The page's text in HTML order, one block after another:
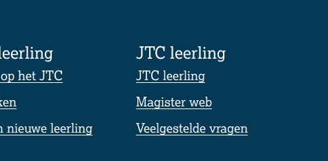
het JTC
nieuwe leerling
JTC leerling
JTC leerling
Magister web
Veelgestelde vragen